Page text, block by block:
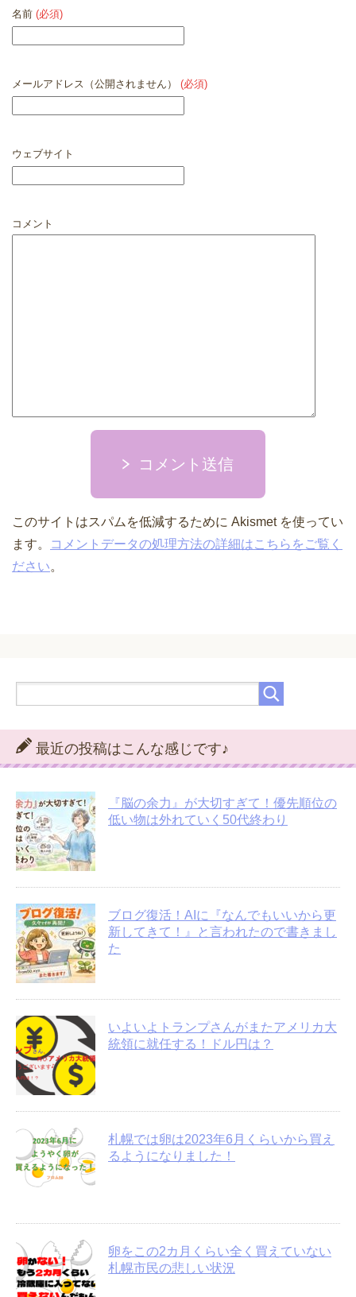
名前 (必須)
メールアドレス（公開されません） (必須)
ウェブサイト
コメント
コメント送信
このサイトはスパムを低減するために Akismet を使ってい
ます。
コメントデータの処理方法の詳細はこちらをご覧く
ださい。
最近の投稿はこんな感じです♪
『脳の余力』が大切すぎて！優先順位の
低い物は外れていく50代終わり
ブログ復活！AIに『なんでもいいから更
新してきて！』と言われたので書きまし
た
いよいよトランプさんがまたアメリカ大
統領に就任する！ドル円は？
札幌では卵は2023年6月くらいから買え
るようになりました！
卵をこの2カ月くらい全く買えていない
札幌市民の悲しい状況